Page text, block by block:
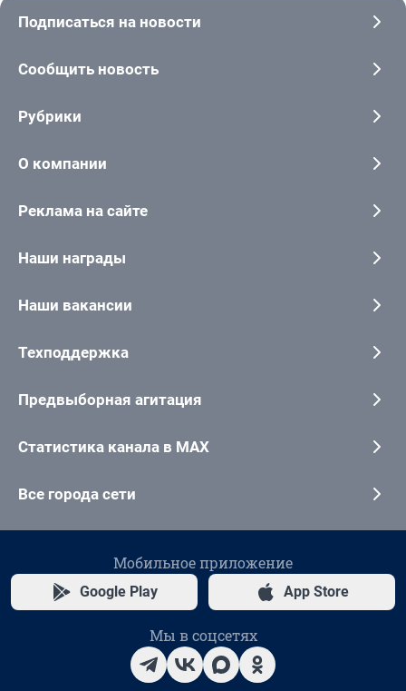
Подписаться на новости
Сообщить новость
Рубрики
О компании
Реклама на сайте
Наши награды
Наши вакансии
Техподдержка
Предвыборная агитация
Статистика канала в MAX
Все города сети
Мобильное приложение
Google Play App Store
Мы в соцсетях